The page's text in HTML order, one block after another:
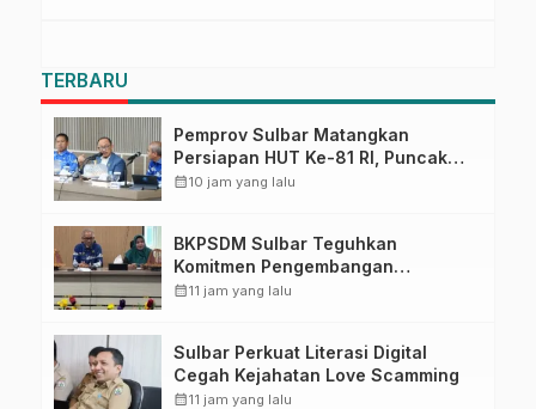
TERBARU
Pemprov Sulbar Matangkan
Persiapan HUT Ke-81 RI, Puncak
Upacara di Lapangan Ahmad
calendar_month10 jam yang lalu
BKPSDM Sulbar Teguhkan
Komitmen Pengembangan
Kompetensi ASN melalui
calendar_month11 jam yang lalu
Sulbar Perkuat Literasi Digital
Cegah Kejahatan Love Scamming
calendar_month11 jam yang lalu